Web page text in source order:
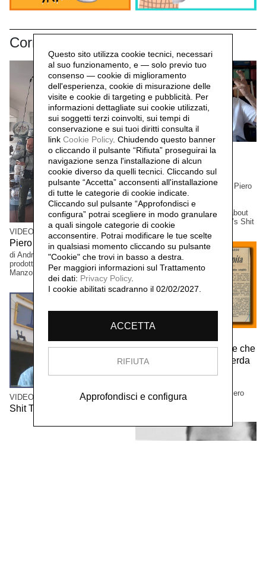
Correlati
VIDEO DOCS
Piero e Albisola
di Andrea Bettinetti
prodotto dalla Fondazione Piero
Manzoni
VIDEO DOCS
Ben Vautier on Piero
Manzoni
L’artista Ben Vautier parla di Piero
Manzoni e della sua Merda
d’artista
The artist Ben Vautier tells about
Piero Manzoni and his Artist’s Shit
Un filmato sulla querelle che
vede protagonista la Merda
prodotto dalla Fondazione Piero
Manzoni
VIDEO DOCS
Shit Talking,
Questo sito utilizza cookie tecnici, necessari
al suo funzionamento, e — solo previo tuo
consenso — cookie di miglioramento
dell'esperienza, cookie di misurazione delle
visite e cookie di targeting e pubblicità. Per
informazioni dettagliate sui cookie utilizzati,
sui soggetti terzi coinvolti, sui tempi di
conservazione e sui tuoi diritti consulta il
link Cookie Policy. Chiudendo questo banner
o cliccando il pulsante “Rifiuta” proseguirai la
navigazione senza l'installazione di alcun
cookie diverso da quelli tecnici. Cliccando sul
pulsante “Accetta” acconsenti all'installazione
di tutte le categorie di cookie indicate.
Cliccando sul pulsante “Approfondisci e
configura” potrai scegliere in modo granulare
a quali singole categorie di cookie
acconsentire. Potrai modificare le tue scelte
in qualsiasi momento cliccando su pulsante
"Cookie" che trovi in basso a destra.
Per maggiori informazioni sul Trattamento
dei dati: Privacy Policy.
I cookie abilitati scadranno il 02/02/2027.
ACCETTA
RIFIUTA
Approfondisci e configura